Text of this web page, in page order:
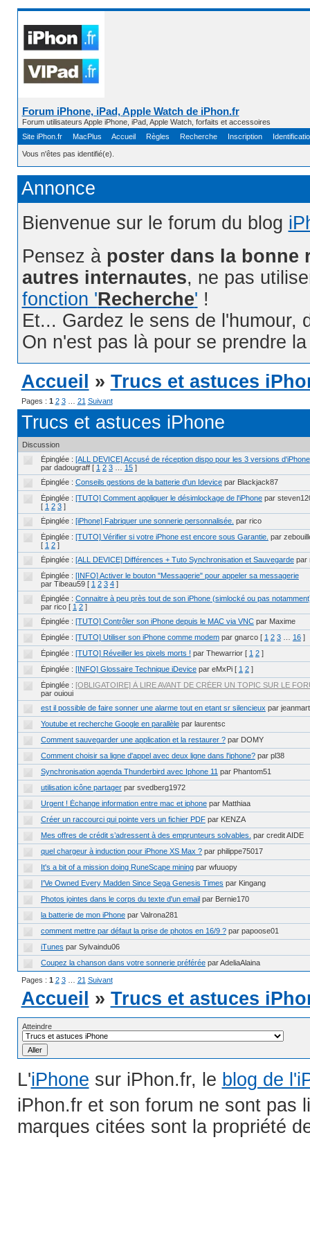
Forum iPhone, iPad, Apple Watch de iPhon.fr
Forum utilisateurs Apple iPhone, iPad, Apple Watch, forfaits et accessoires
Site iPhon.fr
MacPlus Accueil Règles Recherche Inscription
Vous n'êtes pas identifié(e).
Annonce
Bienvenue sur le forum du blog
Pensez à poster dans la bonne
autres internautes, ne pas
fonction 'Recherche' !
Et... Gardez le sens de l'humour,
On n'est pas là pour se prendre
Accueil
» Trucs et astuces
Pages : 1 2 3 21 Suivant
Trucs et astuces iPhone
Discussion
Épinglée : [ALL DEVICE] Accusé de réception dispo pour les 3 versions d'iPhone
par dadougraff [ 1 2 3 15]
Épinglée : Conseils gestions de la batterie d'un Idevice par Blackjack87
Épinglée : [TUTO] Comment appliquer le désimlockage de l'iPhone par
[ 1 2 3]
Épinglée : [iPhone] Fabriquer une sonnerie personnalisée. par rico
Épinglée : [TUTO] Vérifier si votre iPhone est encore sous Garantie. par
[ 1 2]
Épinglée : [ALL DEVICE] Différences + Tuto Synchronisation et Sauvegarde par
Épinglée : [INFO] Activer le bouton "Messagerie" pour appeler sa messagerie
par Tibeau59 [ 1 2 3 4]
Épinglée : Connaitre à peu près tout de son iPhone (simlocké ou pas
par rico [ 1 2]
Épinglée : [TUTO] Contrôler son iPhone depuis le MAC via VNC par Maxime
Épinglée : [TUTO] Utiliser son iPhone comme modem par gnarco [ 1 2 3 16]
Épinglée : [TUTO] Réveiller les pixels morts ! par Thewarrior [ 1 2]
Épinglée : [INFO] Glossaire Technique iDevice par eMxPi [ 1 2]
Épinglée : [OBLIGATOIRE] À LIRE AVANT DE CRÉER UN TOPIC SUR LE
par ouioui
est il possible de faire sonner une alarme tout en etant sr silencieux par
Youtube et recherche Google en parallèle par laurentsc
Comment sauvegarder une application et la restaurer ? par DOMY
Comment choisir sa ligne d'appel avec deux ligne dans l'iphone? par pl38
Synchronisation agenda Thunderbird avec Iphone 11 par Phantom51
utilisation icône partager par svedberg1972
Urgent ! Échange information entre mac et iphone par Matthiaa
Créer un raccourci qui pointe vers un fichier PDF par KENZA
Mes offres de crédit s’adressent à des emprunteurs solvables. par credit AIDE
quel chargeur à induction pour iPhone XS Max ? par philippe75017
It's a bit of a mission doing RuneScape mining par wfuuopy
I'Ve Owned Every Madden Since Sega Genesis Times par Kingang
Photos jointes dans le corps du texte d'un email par Bernie170
la batterie de mon iPhone par Valrona281
comment mettre par défaut la prise de photos en 16/9 ? par papoose01
iTunes par Sylvaindu06
Coupez la chanson dans votre sonnerie préférée par AdeliaAlaina
Pages : 1 2 3 21 Suivant
Accueil » Trucs et astuces
Atteindre
L'iPhone sur iPhon.fr, le blog de
iPhon.fr et son forum ne sont pas
marques citées sont la propriété